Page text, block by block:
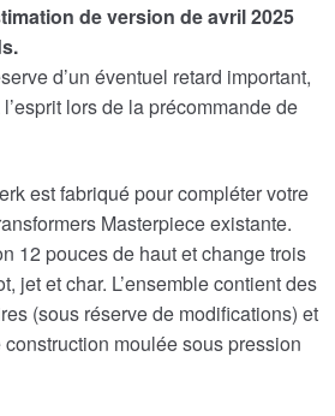
de version de avril 2025
d’un éventuel retard important,
lors de la précommande de
est fabriqué pour compléter votre
Masterpiece existante.
12 pouces de haut et change trois
jet et char. L’ensemble contient des
(sous réserve de modifications) et
moulée sous pression